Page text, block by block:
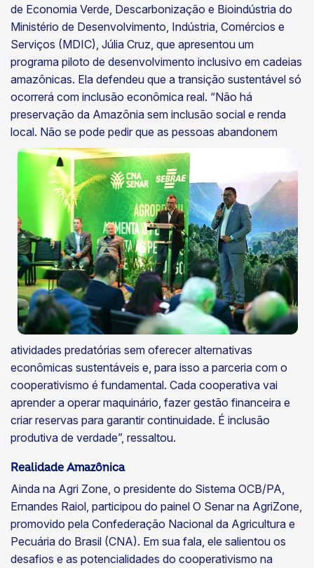
de Economia Verde, Descarbonização e Bioindústria do
Ministério de Desenvolvimento, Indústria, Comércios e
Serviços (MDIC), Júlia Cruz, que apresentou um
programa piloto de desenvolvimento inclusivo em cadeias
amazônicas. Ela defendeu que a transição sustentável só
ocorrerá com inclusão econômica real. “Não há
preservação da Amazônia sem inclusão social e renda
local. Não se pode pedir que as pessoas abandonem
atividades predatórias sem oferecer alternativas
econômicas sustentáveis e, para isso a parceria com o
cooperativismo é fundamental. Cada cooperativa vai
aprender a operar maquinário, fazer gestão financeira e
criar reservas para garantir continuidade. É inclusão
produtiva de verdade”, ressaltou.
Realidade Amazônica
Ainda na Agri Zone, o presidente do Sistema OCB/PA,
Ernandes Raiol, participou do painel O Senar na AgriZone,
promovido pela Confederação Nacional da Agricultura e
Pecuária do Brasil (CNA). Em sua fala, ele salientou os
desafios e as potencialidades do cooperativismo na